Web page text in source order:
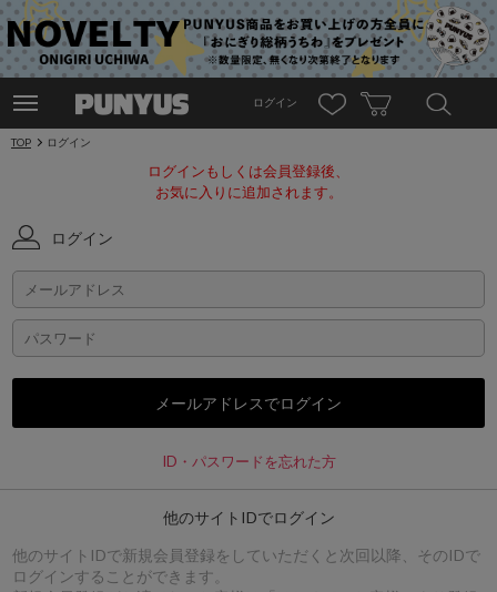
ログイン
TOP ログイン
ログインもしくは会員登録後、
お気に入りに追加されます。
ログイン
ID・パスワードを忘れた方
他のサイトIDでログイン
他のサイトIDで新規会員登録をしていただくと次回以降、そのIDで
ログインすることができます。